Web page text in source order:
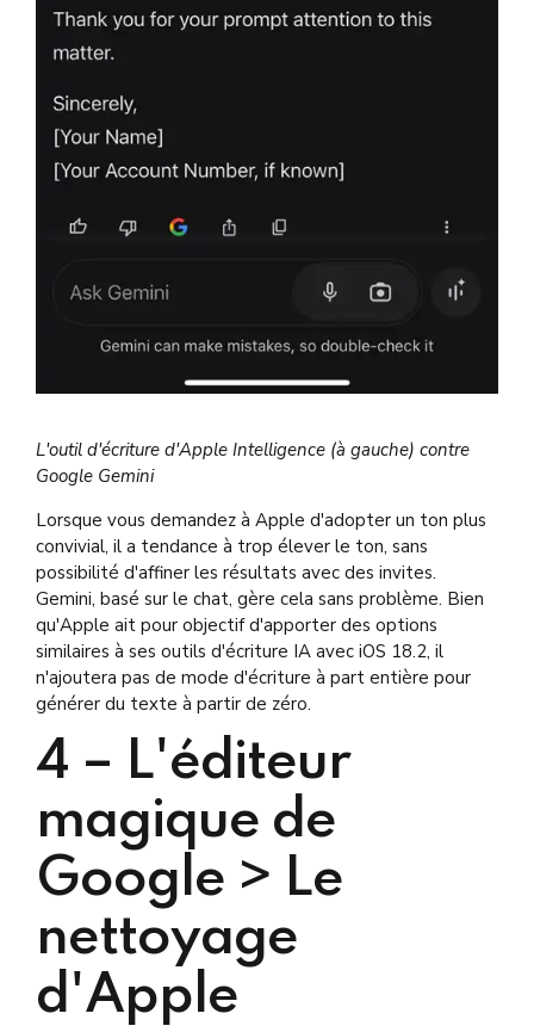
L'outil d'écriture d'Apple Intelligence (à gauche) contre
Google Gemini
Lorsque vous demandez à Apple d'adopter un ton plus
convivial, il a tendance à trop élever le ton, sans
possibilité d'affiner les résultats avec des invites.
Gemini, basé sur le chat, gère cela sans problème. Bien
qu'Apple ait pour objectif d'apporter des options
similaires à ses outils d'écriture IA avec iOS 18.2, il
n'ajoutera pas de mode d'écriture à part entière pour
générer du texte à partir de zéro.
4 – L'éditeur
magique de
Google > Le
nettoyage
d'Apple